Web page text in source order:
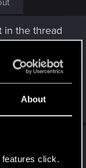
About
features click.
in the thread
(UPDATE
dla graczy
ukrytych
post